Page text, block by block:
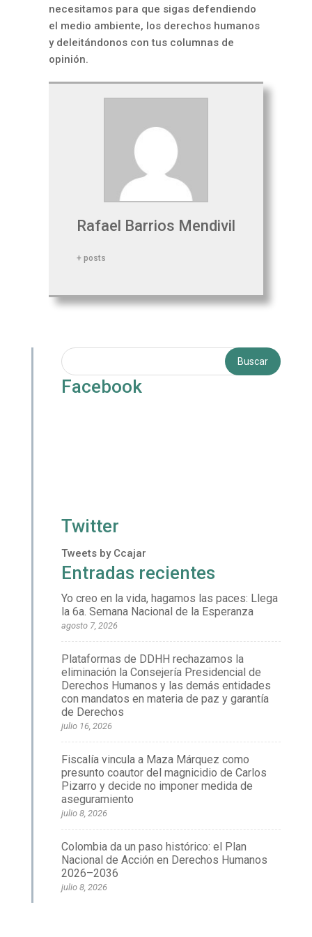
necesitamos para que sigas defendiendo
el medio ambiente, los derechos humanos
y deleitándonos con tus columnas de
opinión.
Rafael Barrios Mendivil
+ posts
Facebook
Twitter
Tweets by Ccajar
Entradas recientes
Yo creo en la vida, hagamos las paces: Llega
la 6a. Semana Nacional de la Esperanza
agosto 7, 2026
Plataformas de DDHH rechazamos la
eliminación la Consejería Presidencial de
Derechos Humanos y las demás entidades
con mandatos en materia de paz y garantía
de Derechos
julio 16, 2026
Fiscalía vincula a Maza Márquez como
presunto coautor del magnicidio de Carlos
Pizarro y decide no imponer medida de
aseguramiento
julio 8, 2026
Colombia da un paso histórico: el Plan
Nacional de Acción en Derechos Humanos
2026–2036
julio 8, 2026